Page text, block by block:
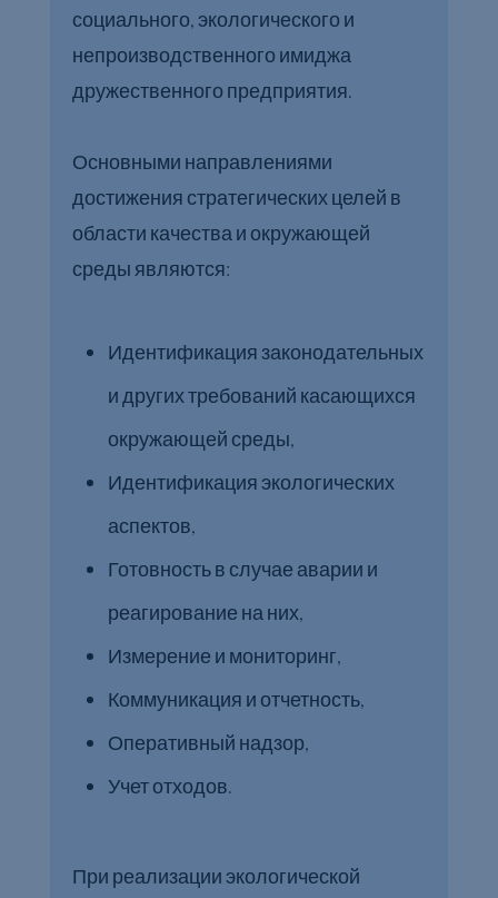
социального, экологического и
непроизводственного имиджа
дружественного предприятия.
Основными направлениями
достижения стратегических целей в
области качества и окружающей
среды являются:
Идентификация законодательных
и других требований касающихся
окружающей среды,
Идентификация экологических
аспектов,
Готовность в случае аварии и
реагирование на них,
Измерение и мониторинг,
Коммуникация и отчетность,
Оперативный надзор,
Учет отходов.
При реализации экологической